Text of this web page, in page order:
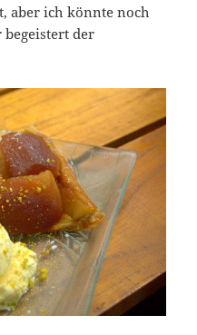
aber ich könnte noch
begeistert der